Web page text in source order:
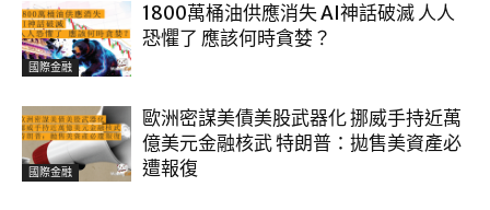
國際金融
1800萬桶油供應消失 AI神話破滅 人人
恐懼了 應該何時貪婪？
國際金融
歐洲密謀美債美股武器化 挪威手持近萬
億美元金融核武 特朗普：拋售美資產必
遭報復